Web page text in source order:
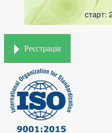
Реєстрація